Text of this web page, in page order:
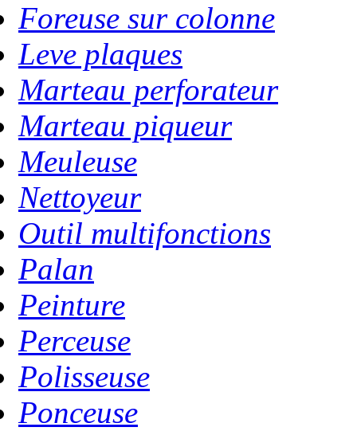
Foreuse sur colonne
Leve plaques
Marteau perforateur
Marteau piqueur
Meuleuse
Nettoyeur
Outil multifonctions
Palan
Peinture
Perceuse
Polisseuse
Ponceuse